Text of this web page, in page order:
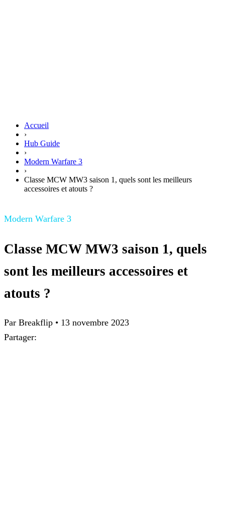
Accueil
›
Hub Guide
›
Modern Warfare 3
›
Classe MCW MW3 saison 1, quels sont les meilleurs
accessoires et atouts ?
Modern Warfare 3
Classe MCW MW3 saison 1, quels
sont les meilleurs accessoires et
atouts ?
Par Breakflip • 13 novembre 2023
Partager: